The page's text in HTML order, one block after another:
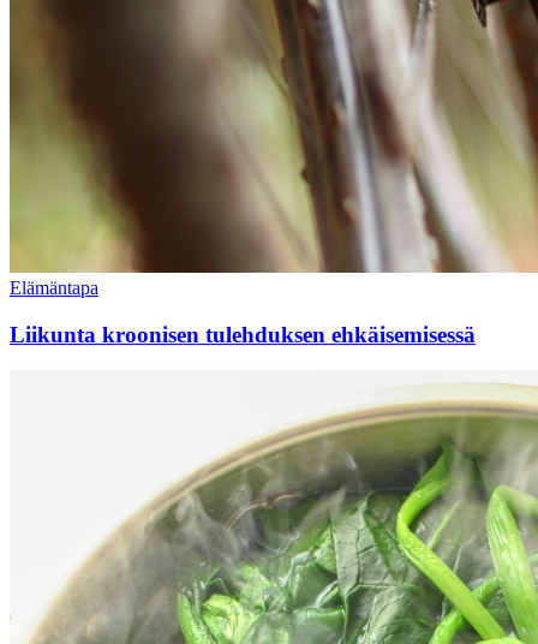
Elämäntapa
Liikunta kroonisen tulehduksen ehkäisemisessä